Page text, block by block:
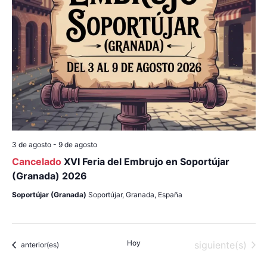
i
ó
n
d
e
b
ú
u
n
d
e
v
i
s
e
E
a
e
h
a
Cancelado XVI Feria del Embrujo en Soportújar
(Granada) 2026
3 de agosto- 9 de agosto
Soportújar (Granada) Soportújar, Granada, España
Eventos
anterior(es) Hoy Eventos
siguiente(s)